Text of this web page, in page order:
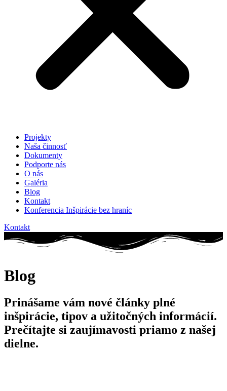
Projekty
Naša činnosť
Dokumenty
Podporte nás
O nás
Galéria
Blog
Kontakt
Konferencia Inšpirácie bez hraníc
Kontakt
Blog
Prinášame vám nové články plné
inšpirácie, tipov a užitočných informácií.
Prečítajte si zaujímavosti priamo z našej
dielne.